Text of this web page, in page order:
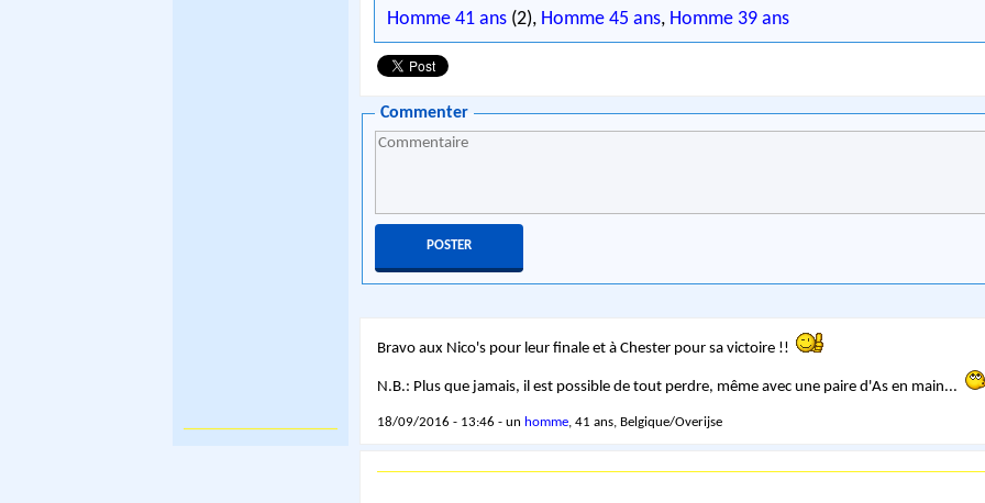
Homme 41 ans (2), Homme 45 ans, Homme 39 ans
Commenter
Bravo aux Nico's pour leur finale et à Chester pour sa victoire !!
N.B.: Plus que jamais, il est possible de tout perdre, même avec une paire d'As en main...
18/09/2016 - 13:46 - un homme, 41 ans, Belgique/Overijse